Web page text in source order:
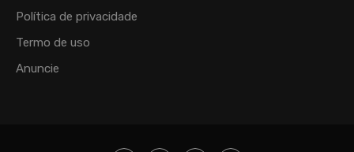
Política de privacidade
Termo de uso
Anuncie